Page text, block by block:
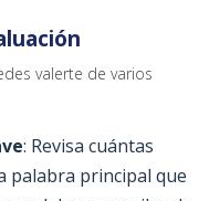
valerte de varios
: Revisa cuántas
palabra principal que